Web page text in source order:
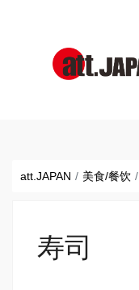
att.JAPAN 美食/餐饮
寿司